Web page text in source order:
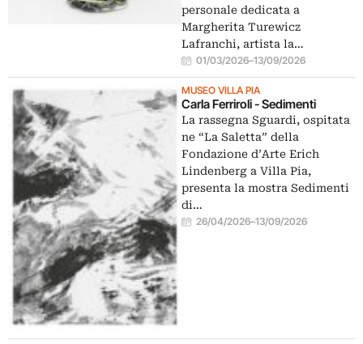
personale dedicata a
Margherita Turewicz
Lafranchi, artista la…
01/03/2026–13/09/2026
MUSEO VILLA PIA
Carla Ferriroli - Sedimenti
La rassegna Sguardi, ospitata
ne “La Saletta” della
Fondazione d’Arte Erich
Lindenberg a Villa Pia,
presenta la mostra Sedimenti
di…
26/04/2026–13/09/2026